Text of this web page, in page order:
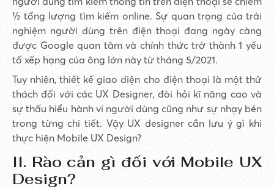
½ tổng lượng tìm kiếm online. Sự quan trọng của trải
nghiệm người dùng trên điện thoại đang ngày càng
được Google quan tâm và chính thức trở thành 1 yếu
tố xếp hạng của ông lớn này từ tháng 5/2021.
Tuy nhiên, thiết kế giao diện cho điện thoại là một thử
thách đối với các UX Designer, đòi hỏi kĩ năng cao và
sự thấu hiểu hành vi người dùng cũng như sự nhạy bén
trong từng chi tiết. Vậy UX designer cần lưu ý gì khi
thực hiện Mobile UX Design?
II. Rào cản gì đối với Mobile UX
Design?